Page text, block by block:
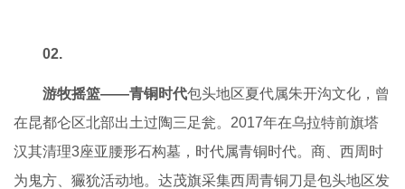
02.
游牧摇篮——青铜时代包头地区夏代属朱开沟文化，曾
在昆都仑区北部出土过陶三足瓮。2017年在乌拉特前旗塔
汉其清理3座亚腰形石构墓，时代属青铜时代。商、西周时
为鬼方、玁狁活动地。达茂旗采集西周青铜刀是包头地区发